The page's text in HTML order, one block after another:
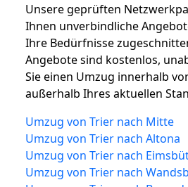
Unsere geprüften
Ihnen unverbindliche
Ihre Bedürfnisse
Angebote sind kostenlos,
Sie einen Umzug innerhalb
außerhalb Ihres aktuellen
Umzug von Trier nach Mitte
Umzug von Trier nach Altona
Umzug von Trier nach
Umzug von Trier nach